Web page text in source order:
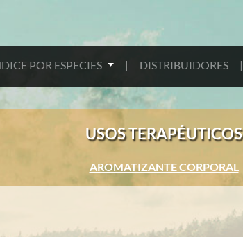
POR ESPECIES | DISTRIBUIDORES |
USOS TERAPÉUTICOS
AROMATIZANTE CORPORAL